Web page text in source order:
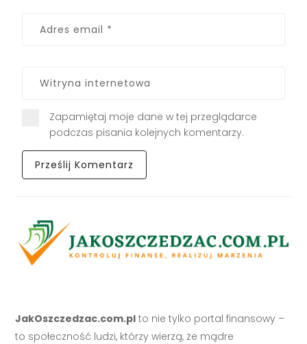
Zapamiętaj moje dane w tej przeglądarce
podczas pisania kolejnych komentarzy.
JakOszczedzac.com.pl to nie tylko portal finansowy –
to społeczność ludzi, którzy wierzą, że mądre